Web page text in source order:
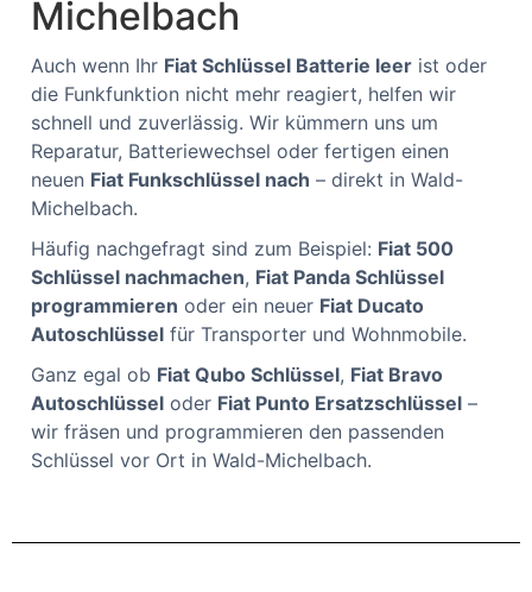
Michelbach
Auch wenn Ihr Fiat Schlüssel Batterie leer ist oder
die Funkfunktion nicht mehr reagiert, helfen wir
schnell und zuverlässig. Wir kümmern uns um
Reparatur, Batteriewechsel oder fertigen einen
neuen Fiat Funkschlüssel nach – direkt in Wald-
Michelbach.
Häufig nachgefragt sind zum Beispiel: Fiat 500
Schlüssel nachmachen, Fiat Panda Schlüssel
programmieren oder ein neuer Fiat Ducato
Autoschlüssel für Transporter und Wohnmobile.
Ganz egal ob Fiat Qubo Schlüssel, Fiat Bravo
Autoschlüssel oder Fiat Punto Ersatzschlüssel –
wir fräsen und programmieren den passenden
Schlüssel vor Ort in Wald-Michelbach.